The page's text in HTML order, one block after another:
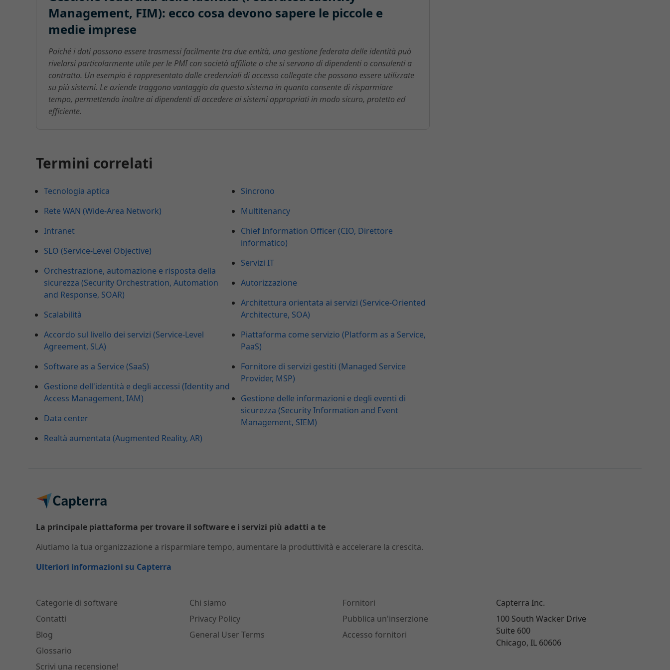
Management, FIM): ecco cosa devono sapere le piccole e
medie imprese
Poiché i dati possono essere trasmessi facilmente tra due entità, una gestione federata delle identità può
rivelarsi particolarmente utile per le PMI con società affiliate o che si servono di dipendenti o consulenti a
contratto. Un esempio è rappresentato dalle credenziali di accesso collegate che possono essere utilizzate
su più sistemi. Le aziende traggono vantaggio da questo sistema in quanto consente di risparmiare
tempo, permettendo inoltre ai dipendenti di accedere ai sistemi appropriati in modo sicuro, protetto ed
efficiente.
Termini correlati
Tecnologia aptica
Rete WAN (Wide-Area Network)
Intranet
SLO (Service-Level Objective)
Orchestrazione, automazione e risposta della
sicurezza (Security Orchestration, Automation
and Response, SOAR)
Scalabilità
Accordo sul livello dei servizi (Service-Level
Agreement, SLA)
Software as a Service (SaaS)
Gestione dell'identità e degli accessi (Identity and
Access Management, IAM)
Data center
Realtà aumentata (Augmented Reality, AR)
Sincrono
Multitenancy
Chief Information Officer (CIO, Direttore
informatico)
Servizi IT
Autorizzazione
Architettura orientata ai servizi (Service-Oriented
Architecture, SOA)
Piattaforma come servizio (Platform as a Service,
PaaS)
Fornitore di servizi gestiti (Managed Service
Provider, MSP)
Gestione delle informazioni e degli eventi di
sicurezza (Security Information and Event
Management, SIEM)
La principale piattaforma per trovare il software e i servizi più adatti a te
Aiutiamo la tua organizzazione a risparmiare tempo, aumentare la produttività e accelerare la crescita.
Ulteriori informazioni su Capterra
Categorie di software
Contatti
Blog
Glossario
Scrivi una recensione!
Chi siamo
Privacy Policy
General User Terms
Fornitori
Pubblica un'inserzione
Accesso fornitori
Capterra Inc.
100 South Wacker Drive
Suite 600
Chicago, IL 60606